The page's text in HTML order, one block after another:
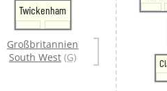
Twickenham
Großbritannien
South West (G)